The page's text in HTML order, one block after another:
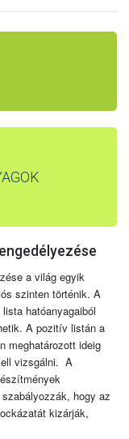
a világ egyik
szinten történik. A
hatóanyagaiból
A pozitív listán a
meghatározott ideig
vizsgálni. A
hogy az
kizárják,